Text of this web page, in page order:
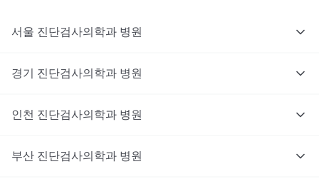
서울 진단검사의학과 병원
경기 진단검사의학과 병원
인천 진단검사의학과 병원
부산 진단검사의학과 병원